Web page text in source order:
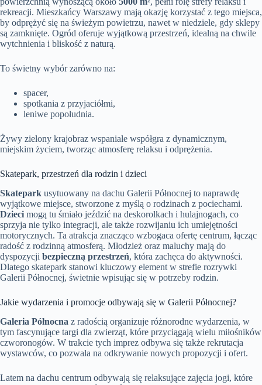
rekreacji. Mieszkańcy Warszawy mają okazję korzystać z tego miejsca,
by odprężyć się na świeżym powietrzu, nawet w niedziele, gdy sklepy
są zamknięte. Ogród oferuje wyjątkową przestrzeń, idealną na chwile
wytchnienia i bliskość z naturą.
To świetny wybór zarówno na:
spacer,
spotkania z przyjaciółmi,
leniwe popołudnia.
Żywy zielony krajobraz wspaniale współgra z dynamicznym,
miejskim życiem, tworząc atmosferę relaksu i odprężenia.
Skatepark, przestrzeń dla rodzin i dzieci
Skatepark usytuowany na dachu Galerii Północnej to naprawdę
wyjątkowe miejsce, stworzone z myślą o rodzinach z pociechami.
Dzieci mogą tu śmiało jeździć na deskorolkach i hulajnogach, co
sprzyja nie tylko integracji, ale także rozwijaniu ich umiejętności
motorycznych. Ta atrakcja znacząco wzbogaca ofertę centrum, łącząc
radość z rodzinną atmosferą. Młodzież oraz maluchy mają do
dyspozycji bezpieczną przestrzeń, która zachęca do aktywności.
Dlatego skatepark stanowi kluczowy element w strefie rozrywki
Galerii Północnej, świetnie wpisując się w potrzeby rodzin.
Jakie wydarzenia i promocje odbywają się w Galerii Północnej?
Galeria Północna z radością organizuje różnorodne wydarzenia, w
tym fascynujące targi dla zwierząt, które przyciągają wielu miłośników
czworonogów. W trakcie tych imprez odbywa się także rekrutacja
wystawców, co pozwala na odkrywanie nowych propozycji i ofert.
Latem na dachu centrum odbywają się relaksujące zajęcia jogi, które